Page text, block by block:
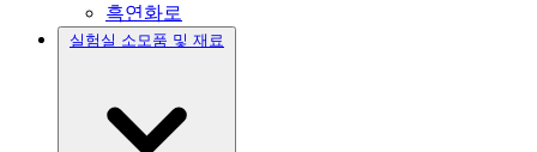
흑연화로
실험실 소모품 및 재료